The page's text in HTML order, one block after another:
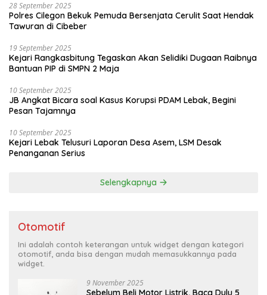
28 September 2025
Polres Cilegon Bekuk Pemuda Bersenjata Cerulit Saat Hendak
Tawuran di Cibeber
19 September 2025
Kejari Rangkasbitung Tegaskan Akan Selidiki Dugaan Raibnya
Bantuan PIP di SMPN 2 Maja
10 September 2025
JB Angkat Bicara soal Kasus Korupsi PDAM Lebak, Begini
Pesan Tajamnya
10 September 2025
Kejari Lebak Telusuri Laporan Desa Asem, LSM Desak
Penanganan Serius
Selengkapnya
Otomotif
Ini adalah contoh keterangan untuk widget dengan kategori
otomotif, anda bisa dengan mudah memasukkannya pada
widget.
9 November 2025
Sebelum Beli Motor Listrik, Baca Dulu 5